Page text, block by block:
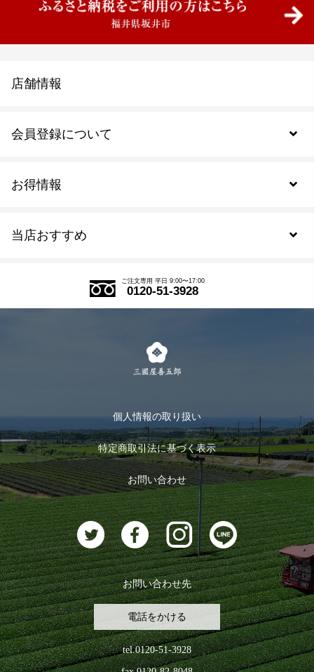
当店おすすめ
式部の香りシリーズ
お茶のギフト
おすすめのお茶
お茶に合うスイーツ
お得情報
会員登録について
会員規約について
ログイン
ログアウト
店舗情報
ご注文専用 平日 9:00〜17:00
0120-51-3928
個人情報の取り扱い
特定商取引法に基づく表示
お問い合わせ
お問い合わせ先
電話をかける
tel.0120-51-3928